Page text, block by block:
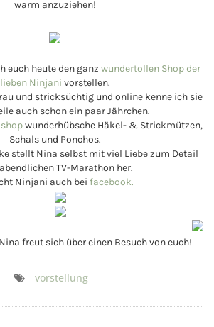
warm anzuziehen!
euch heute den ganz wundertollen Shop der
lieben Ninjani vorstellen.
und stricksüchtig und online kenne ich sie
auch schon ein paar Jährchen.
wunderhübsche Häkel- & Strickmützen,
Schals und Ponchos.
stellt Nina selbst mit viel Liebe zum Detail
TV-Marathon her.
Ninjani auch bei facebook.
freut sich über einen Besuch von euch!
vorstellung